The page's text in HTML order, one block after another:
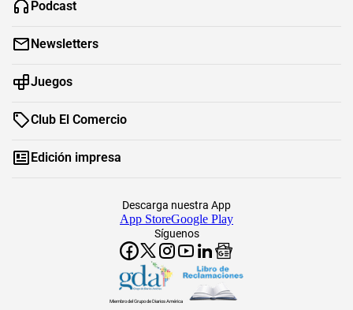
Podcast
Newsletters
Juegos
Club El Comercio
Edición impresa
Síguenos
Descarga nuestra App
App StoreGoogle Play
Miembro del Grupo de Diarios América